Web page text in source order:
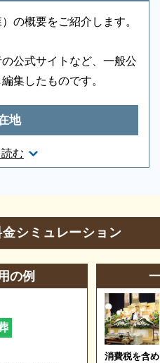
のため葬儀事業者を通じてご
の住所または使用者の住所が
に市内料金を適用
室）などについても、ご
りを進めます。火葬場、
必要な葬具（祭壇、棺、
望にあわせてご用意いた
死亡届なども代行できま
む
の概要をご紹介します。
公式サイトなど、一般公
集したものです。
地
16番地
0120-24-1234
0594-22-8008
8:30～17:15
シミュレーション
の例
消費税を含